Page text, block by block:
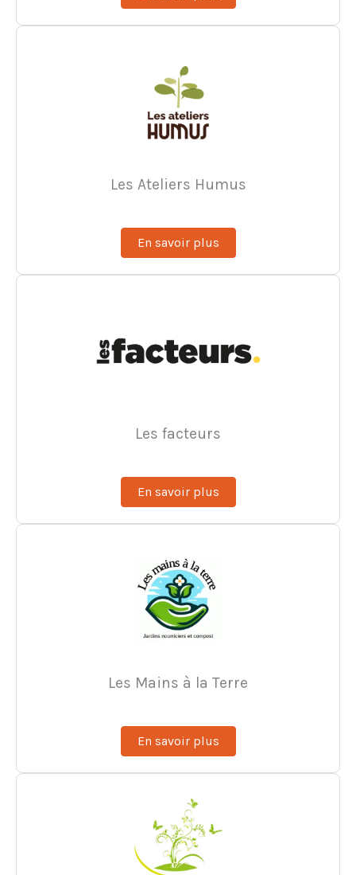
Les Ateliers Humus
En savoir plus
Les facteurs
En savoir plus
Les Mains à la Terre
En savoir plus